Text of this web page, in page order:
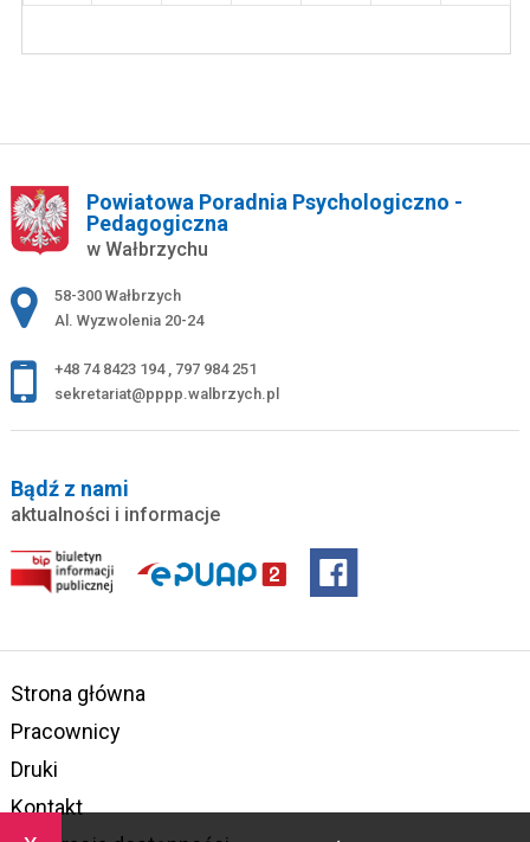
Powiatowa Poradnia Psychologiczno -
Pedagogiczna
w Wałbrzychu
Adres pocztowy:
58-300 Wałbrzych
Al. Wyzwolenia 20-24
+48 74 8423 194 , 797 984 251
sekretariat@pppp.walbrzych.pl
Bądź z nami
aktualności i informacje
Strona główna
Pracownicy
Druki
Kontakt